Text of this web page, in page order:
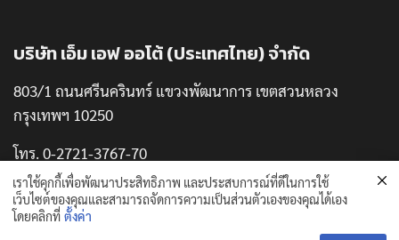
บริษัท เอ็ม เอฟ ออโต้ (ประเทศไทย) จำกัด
803/1 ถนนศรีนครินทร์ แขวงพัฒนาการ เขตสวนหลวง
กรุงเทพฯ 10250
โทร. 0-2721-3767-70
แฟกซ์. 0-2721-3771
เราใช้คุกกี้เพื่อพัฒนาประสิทธิภาพ และประสบการณ์ที่ดีในการใช้
เว็บไซต์ของคุณและสามารถจัดการความเป็นส่วนตัวเองของคุณได้เอง
โดยคลิกที่ ตั้งค่า